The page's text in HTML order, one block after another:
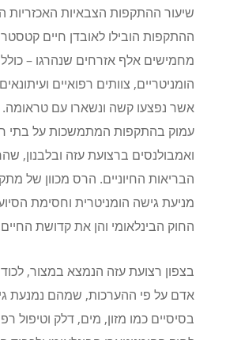
שיעור ההתקפות הצבאיות האכזריות
ההתקפות הובילו לאובדן חיים
מחמישים אלף אזרחים שנהרגו – כולל
הומניטריים, צוותים רפואיים
אשר נפצעו קשה ונשארו עם טראומה.
עמוק בהתקפות המתמשכות על בתי
ואמבולנסים ברצועת עזה ובלבנון,
הבריאות החיוניים. הרס מכוון של
מניעת גישה הומניטרית וחסימת
החוק הבינלאומי והן את קדושת
אדם על פי ההערכות, שמהם נמנעת
בסיסיים כמו מזון, מים, דלק וטיפול